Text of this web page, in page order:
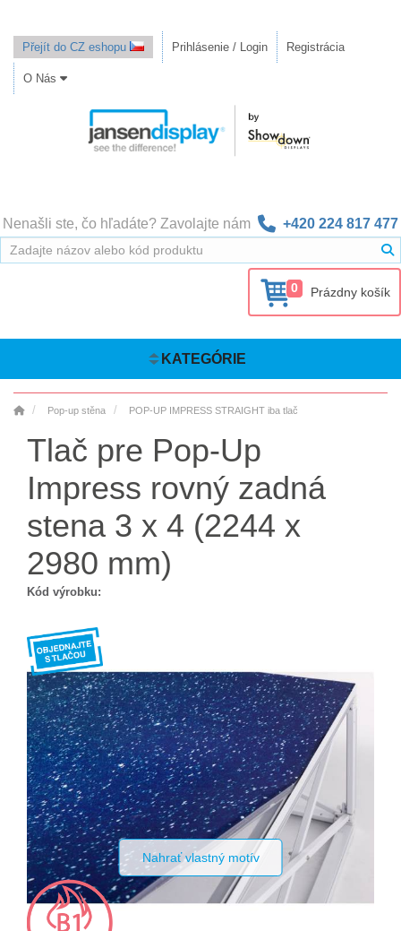
Přejít do CZ eshopu Prihlásenie / Login Registrácia
O Nás
Nenašli ste, čo hľadáte? Zavolajte nám +420 224 817 477
0 Prázdny košík
KATEGÓRIE
Pop-up stěna POP-UP IMPRESS STRAIGHT iba tlač
Tlač pre Pop-Up
Impress rovný zadná
stena 3 x 4 (2244 x
2980 mm)
Kód výrobku:
Nahrať vlastný motív